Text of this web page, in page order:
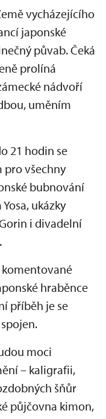
vycházejícího
japonské
půvab. Čeká
prolíná
nádvoří
uměním
21 hodin se
pro všechny
bubnování
ukázky
i divadelní
hraběnce
příběh je se
moci
– kaligrafii,
šňůr
půjčovna kimon,